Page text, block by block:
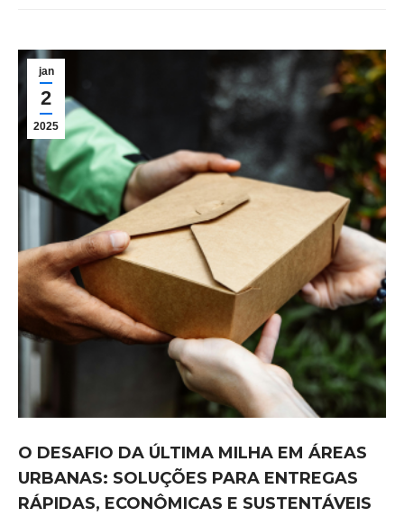
jan
2
2025
O DESAFIO DA ÚLTIMA MILHA EM ÁREAS
URBANAS: SOLUÇÕES PARA ENTREGAS
RÁPIDAS, ECONÔMICAS E SUSTENTÁVEIS